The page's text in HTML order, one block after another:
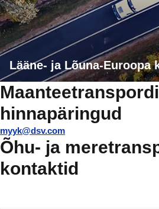
Lääne- ja Lõuna-Euroopa
Maanteetranspordi
hinnapäringud
myyk@dsv.com
Õhu- ja
kontaktid